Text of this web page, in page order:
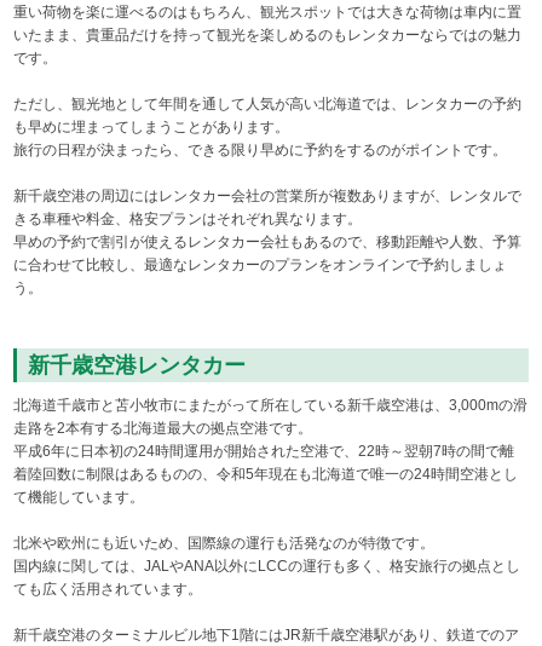
重い荷物を楽に運べるのはもちろん、観光スポットでは大きな荷物は車内に置
いたまま、貴重品だけを持って観光を楽しめるのもレンタカーならではの魅力
です。
ただし、観光地として年間を通して人気が高い北海道では、レンタカーの予約
も早めに埋まってしまうことがあります。
旅行の日程が決まったら、できる限り早めに予約をするのがポイントです。
新千歳空港の周辺にはレンタカー会社の営業所が複数ありますが、レンタルで
きる車種や料金、格安プランはそれぞれ異なります。
早めの予約で割引が使えるレンタカー会社もあるので、移動距離や人数、予算
に合わせて比較し、最適なレンタカーのプランをオンラインで予約しましょ
う。
新千歳空港レンタカー
北海道千歳市と苫小牧市にまたがって所在している新千歳空港は、3,000mの滑
走路を2本有する北海道最大の拠点空港です。
平成6年に日本初の24時間運用が開始された空港で、22時～翌朝7時の間で離
着陸回数に制限はあるものの、令和5年現在も北海道で唯一の24時間空港とし
て機能しています。
北米や欧州にも近いため、国際線の運行も活発なのが特徴です。
国内線に関しては、JALやANA以外にLCCの運行も多く、格安旅行の拠点とし
ても広く活用されています。
新千歳空港のターミナルビル地下1階にはJR新千歳空港駅があり、鉄道でのア